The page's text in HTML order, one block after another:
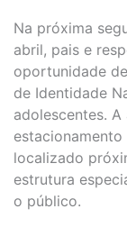
Na próxima
abril, pais e
oportunidade
de Identidade
adolescentes.
localizado
estrutura
o público.